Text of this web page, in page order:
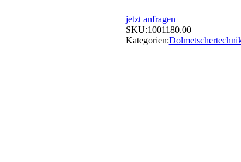
Unite
RP-
T,
jetzt anfragen
SKU:1001180.00
Kategorien: